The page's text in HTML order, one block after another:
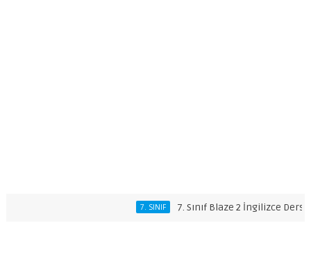
7. SINIF 7. Sınıf Blaze 2 İngilizce Ders